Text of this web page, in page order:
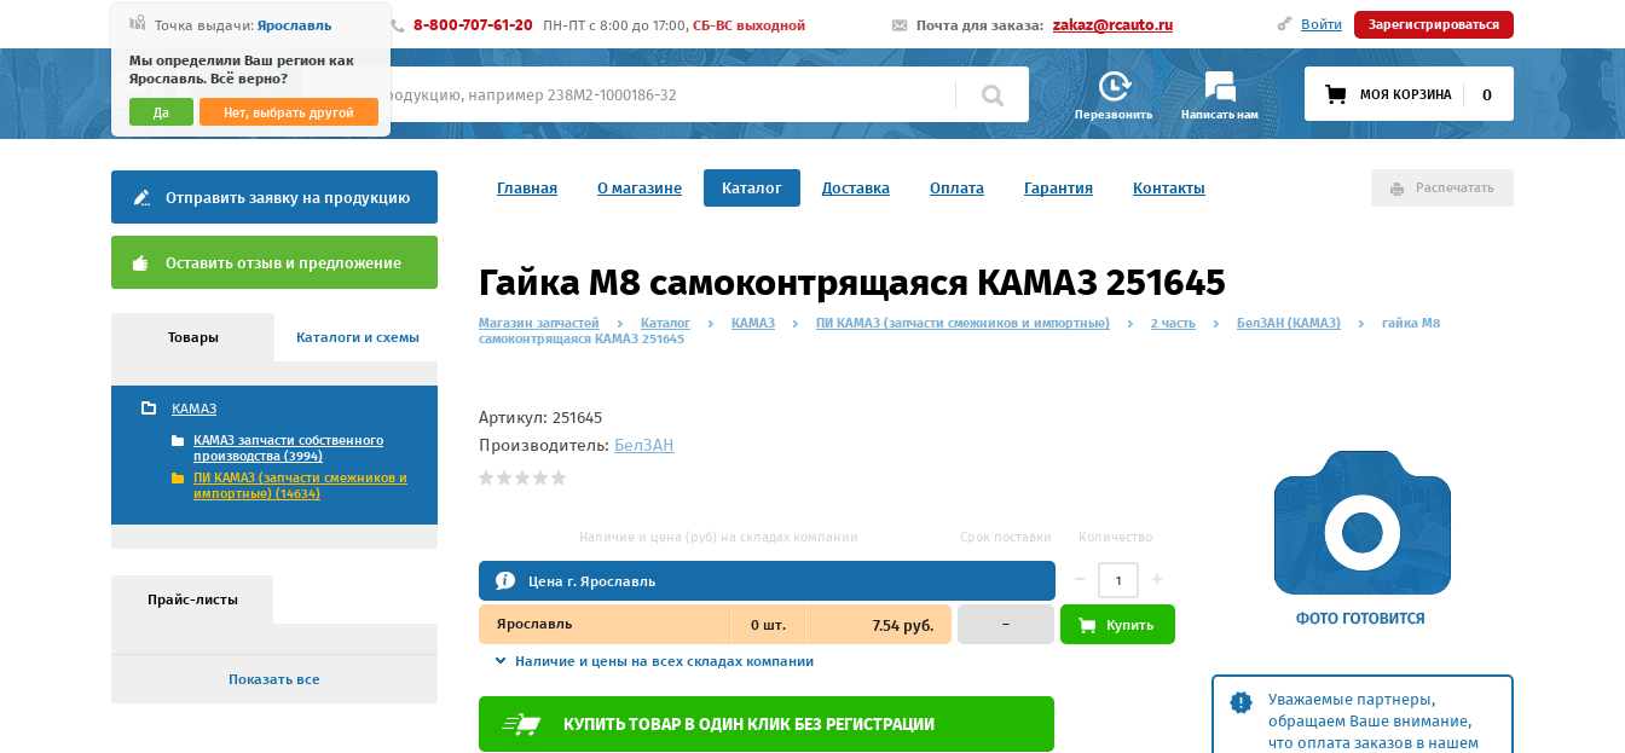
Точка выдачи: Ярославль
Мы определили Ваш регион как
Ярославль. Всё верно?
Да Нет, выбрать другой
8-800-707-61-20 ПН-ПТ c 8:00 до 17:00, СБ-ВС выходной Почта для заказа: zakaz@rcauto.ru Войти Зарегистрироваться
Перезвонить Написать нам
МОЯ КОРЗИНА 0
Главная О магазине Каталог Доставка Оплата Гарантия Контакты Распечатать
Отправить заявку на продукцию
Оставить отзыв и предложение
Товары Каталоги и схемы
КАМАЗ
КАМАЗ запчасти собственного
производства (3994)
ПИ КАМАЗ (запчасти смежников и
импортные) (14634)
Прайс-листы
Показать все
Гайка М8 самоконтрящаяся КАМАЗ 251645
Магазин запчастей Каталог КАМАЗ ПИ КАМАЗ (запчасти смежников и импортные) 2 часть БелЗАН (КАМАЗ)
гайка М8
самоконтрящаяся КАМАЗ 251645
Уважаемые партнеры,
обращаем Ваше внимание,
что оплата заказов в нашем
Артикул: 251645
Производитель: БелЗAН
Наличие и цена (руб) на складах компании Срок поставки Количество
Цена г. Ярославль
Ярославль 0шт. 7.54 руб.
Наличие и цены на всех складах компании
– Купить
КУПИТЬ ТОВАР В ОДИН КЛИК БЕЗ РЕГИСТРАЦИИ